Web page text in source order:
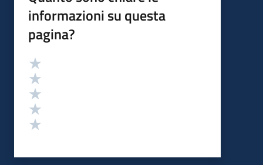
informazioni su questa
pagina?
Valutazione